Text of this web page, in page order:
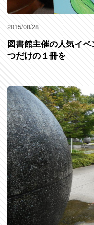
2015/08/28
図書館主催の人気イ
つだけの１冊を